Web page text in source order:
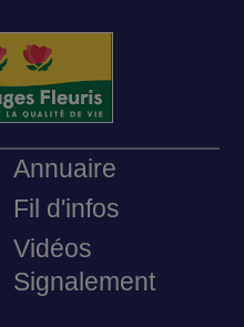
Annuaire
Fil d'infos
Vidéos
Signalement